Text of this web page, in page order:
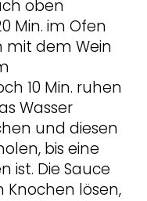
oben
Min. im Ofen
mit dem Wein
10 Min. ruhen
Wasser
und diesen
bis eine
ist. Die Sauce
Knochen lösen,